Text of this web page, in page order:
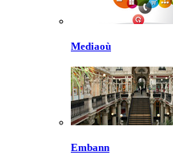
Mediaoù
Embann